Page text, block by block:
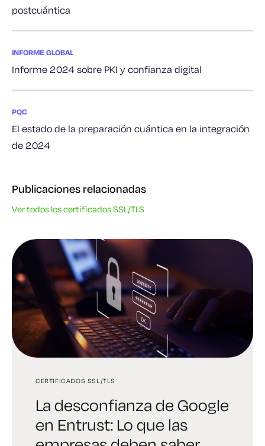
postcuántica
INFORME GLOBAL
Informe 2024 sobre PKI y confianza digital
PQC
El estado de la preparación cuántica en la integración
de 2024
Publicaciones relacionadas
Ver todos los certificados SSL/TLS
CERTIFICADOS SSL/TLS
La desconfianza de Google
en Entrust: Lo que las
GESTIÓN DE CERTIFICADOS
La forma menos
estresante de arreglar un
GESTIÓN DE CERTIFICADOS
Cómo renovar y
automatizar certificados